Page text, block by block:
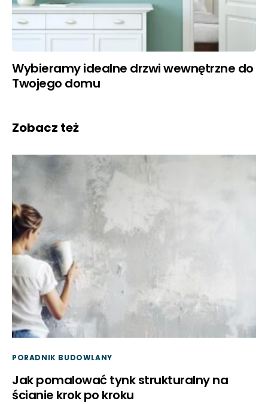
Wybieramy idealne drzwi wewnętrzne do
Twojego domu
Zobacz też
PORADNIK BUDOWLANY
Jak pomalować tynk strukturalny na
ścianie krok po kroku